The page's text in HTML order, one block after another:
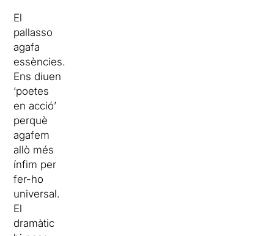
El
pallasso
agafa
essències.
Ens diuen
‘poetes
en acció’
perquè
agafem
allò més
ínfim per
fer-ho
universal.
El
dramàtic